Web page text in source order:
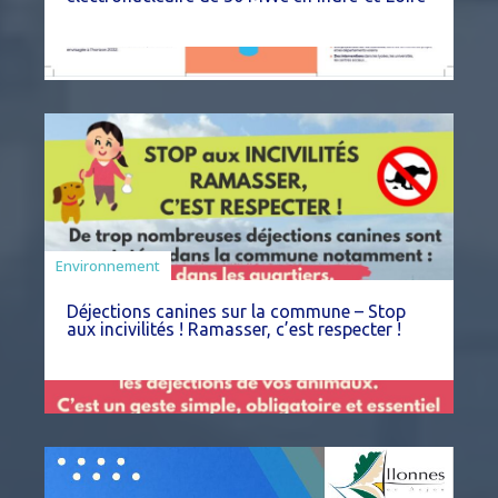
Environnement
Déjections canines sur la commune – Stop
aux incivilités ! Ramasser, c’est respecter !